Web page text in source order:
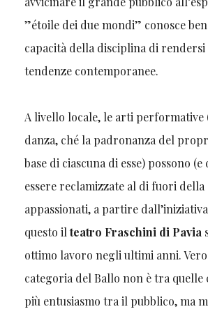
”étoile dei due mondi” conosce
capacità della disciplina di
tendenze contemporanee.
A livello locale, le arti performative
danza, ché la padronanza del
base di ciascuna di esse) possono
essere reclamizzate al di fuori
appassionati, a partire
questo ilteatro Fraschini di Pavia
ottimo lavoro negli ultimi anni. Vero
categoria del Ballo non è tra quelle
più entusiasmo tra il pubblico, ma